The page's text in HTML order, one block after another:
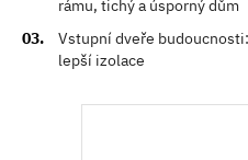
rámu, tichý a úsporný dům
Vstupní dveře
lepší izolace